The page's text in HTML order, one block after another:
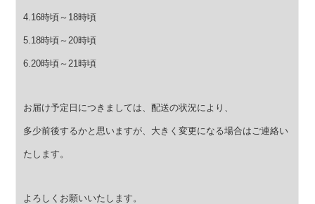
4.16時頃～18時頃
5.18時頃～20時頃
6.20時頃～21時頃
お届け予定日につきましては、配送の状況により、
多少前後するかと思いますが、大きく変更になる場合はご連絡い
たします。
よろしくお願いいたします。